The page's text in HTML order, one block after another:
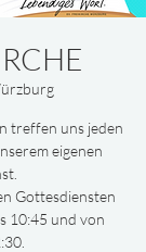
treffen uns jeden
eigenen
Gottesdiensten
10:45 und von